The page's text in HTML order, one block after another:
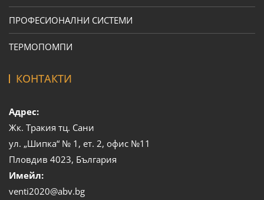
ПРОФЕСИОНАЛНИ СИСТЕМИ
ТЕРМОПОМПИ
КОНТАКТИ
Адрес:
Жк. Тракия тц. Сани
ул. „Шипка“ № 1, ет. 2, офис №11
Пловдив 4023, България
Имейл:
venti2020@abv.bg